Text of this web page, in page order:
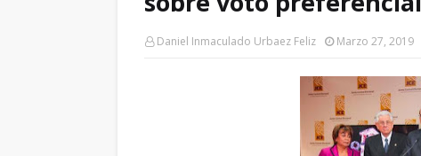
Daniel Inmaculado Urbaez Feliz Marzo 27, 2019